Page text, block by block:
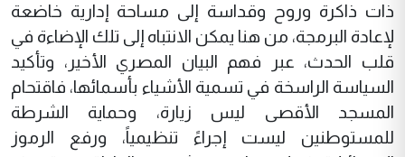
ذات ذاكرة وروح وقداسة إلى مساحة إدارية خاضعة
لإعادة البرمجة، من هنا يمكن الانتباه إلى تلك الإضاءة في
قلب الحدث، عبر فهم البيان المصري الأخير، وتأكيد
السياسة الراسخة في تسمية الأشياء بأسمائها، فاقتحام
المسجد الأقصى ليس زيارة، وحماية الشرطة
للمستوطنين ليست إجراءً تنظيمياً، ورفع الرموز